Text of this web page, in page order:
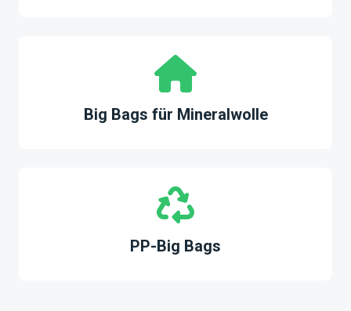
Big Bags für Mineralwolle
PP-Big Bags